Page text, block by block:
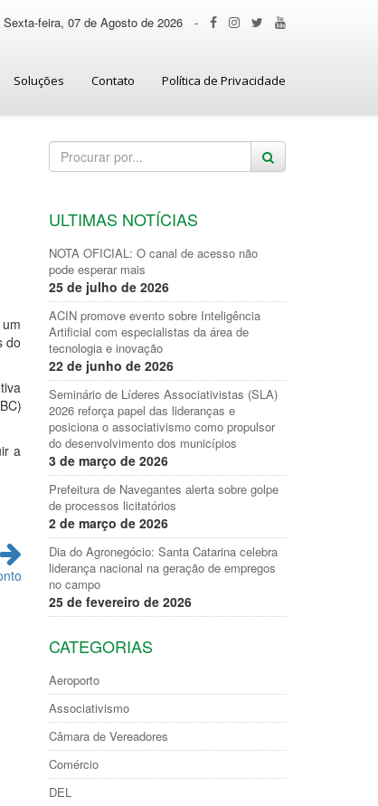
Sexta-feira, 07 de Agosto de 2026 -
Soluções Contato Política de Privacidade
do
a
ULTIMAS NOTÍCIAS
NOTA OFICIAL: O canal de acesso não
pode esperar mais
25 de julho de 2026
ACIN promove evento sobre Inteligência
Artificial com especialistas da área de
tecnologia e inovação
22 de junho de 2026
Seminário de Líderes Associativistas (SLA)
2026 reforça papel das lideranças e
posiciona o associativismo como propulsor
do desenvolvimento dos municípios
3 de março de 2026
Prefeitura de Navegantes alerta sobre golpe
de processos licitatórios
2 de março de 2026
Dia do Agronegócio: Santa Catarina celebra
liderança nacional na geração de empregos
no campo
25 de fevereiro de 2026
CATEGORIAS
Aeroporto
Associativismo
Câmara de Vereadores
Comércio
DEL